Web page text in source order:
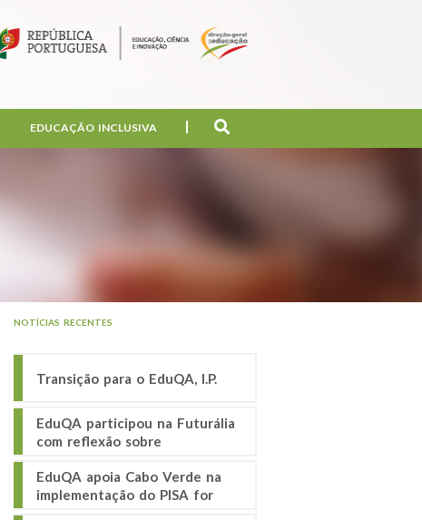
EDUCAÇÃO INCLUSIVA
NOTÍCIAS RECENTES
Transição para o EduQA, I.P.
EduQA participou na Futurália
com reflexão sobre
EduQA apoia Cabo Verde na
implementação do PISA for